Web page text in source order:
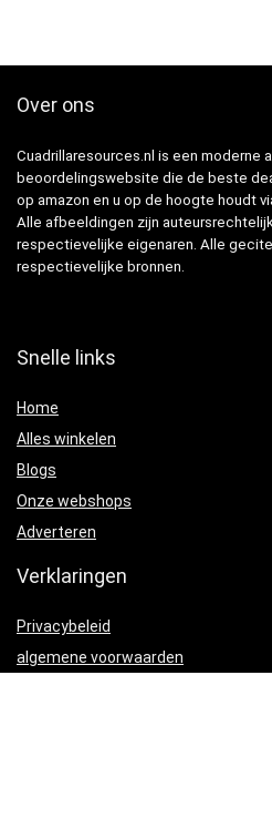
Over ons
Cuadrillaresources.nl is een moderne
beoordelingswebsite die de beste
op amazon en u op de hoogte houdt
Alle afbeeldingen zijn
respectievelijke eigenaren. Alle
respectievelijke bronnen.
Snelle links
Home
Alles winkelen
Blogs
Onze webshops
Adverteren
Verklaringen
Privacybeleid
algemene voorwaarden